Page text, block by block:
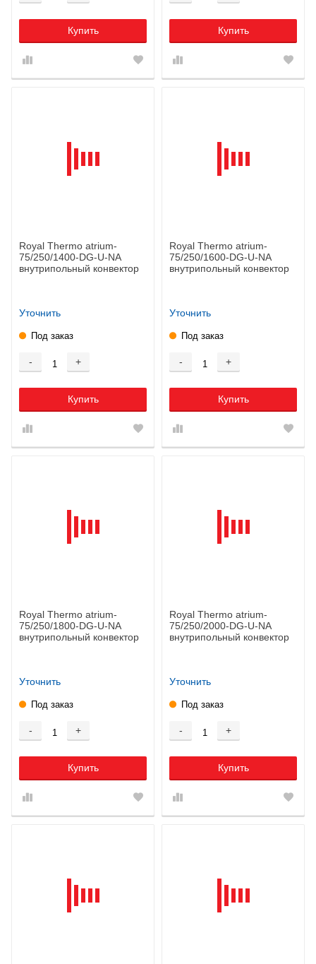
Купить Купить
Royal Thermo atrium-
75/250/1400-DG-U-NA
внутрипольный конвектор
Уточнить
Под заказ
- +
Купить
Royal Thermo atrium-
75/250/1600-DG-U-NA
внутрипольный конвектор
Уточнить
Под заказ
- +
Купить
Royal Thermo atrium-
75/250/1800-DG-U-NA
внутрипольный конвектор
Уточнить
Под заказ
- +
Купить
Royal Thermo atrium-
75/250/2000-DG-U-NA
внутрипольный конвектор
Уточнить
Под заказ
- +
Купить